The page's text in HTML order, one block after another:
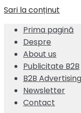
Sari la conținut
Prima pagină
Despre
About us
Publicitate B2B
B2B Advertising
Newsletter
Contact